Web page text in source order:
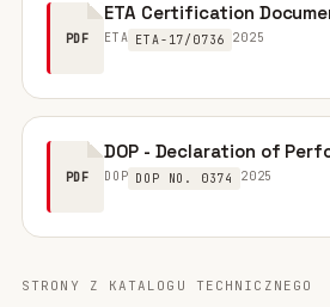
PDF
ETA Certification
ETA ETA-17/0736 2025
PDF
DOP - Declaration of
DOP DOP NO. 0374 2025
STRONY Z KATALOGU TECHNICZNEGO